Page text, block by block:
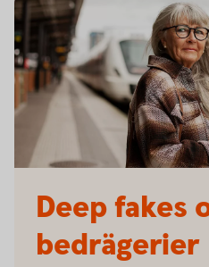
Deep fakes
bedrägerier